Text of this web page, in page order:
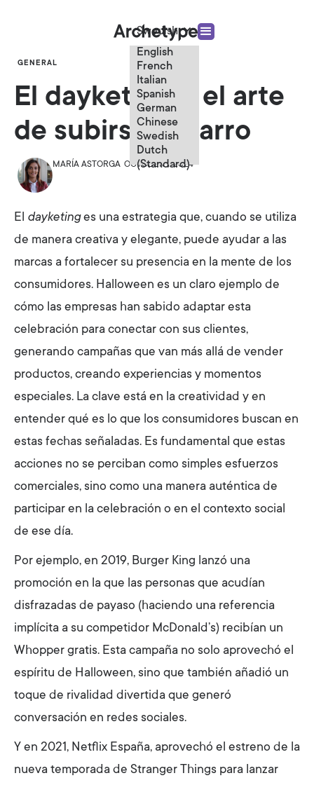
Swedish
English
French
Italian
Spanish
German
Chinese
Swedish
Dutch
(Standard)
GENERAL
El dayketing o el arte
de subirse al carro
MARÍA ASTORGA OCTOBER 1, 2024
El dayketinges una estrategia que, cuando se utiliza
de manera creativa y elegante, puede ayudar a las
marcas a fortalecer su presencia en la mente de los
consumidores. Halloween es un claro ejemplo de
cómo las empresas han sabido adaptar esta
celebración para conectar con sus clientes,
generando campañas que van más allá de vender
productos, creando experiencias y momentos
especiales. La clave está en la creatividad y en
entender qué es lo que los consumidores buscan en
estas fechas señaladas. Es fundamental que estas
acciones no se perciban como simples esfuerzos
comerciales, sino como una manera auténtica de
participar en la celebración o en el contexto social
de ese día.
Por ejemplo, en 2019, Burger King lanzó una
promoción en la que las personas que acudían
disfrazadas de payaso (haciendo una referencia
implícita a su competidor McDonald’s) recibían un
Whopper gratis. Esta campaña no solo aprovechó el
espíritu de Halloween, sino que también añadió un
toque de rivalidad divertida que generó
conversación en redes sociales.
Y en 2021, Netflix España, aprovechó el estreno de la
nueva temporada de Stranger Things para lanzar